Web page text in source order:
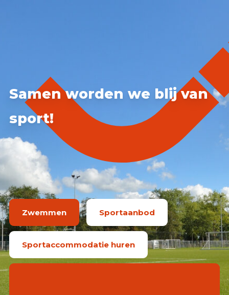
Samen worden we blij van
sport!
Zwemmen Sportaanbod
Sportaccommodatie huren